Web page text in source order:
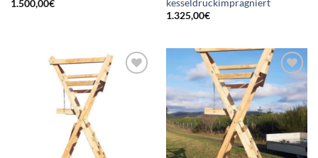
1.500,00€
kesseldruckimprägniert
1.325,00€
Add to
wishlist